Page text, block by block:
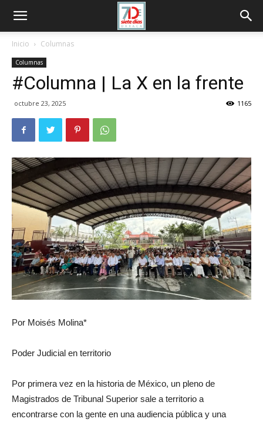
Inicio Columnas
Columnas
#Columna | La X en la frente
octubre 23, 2025 1165
Por Moisés Molina*
Poder Judicial en territorio
Por primera vez en la historia de México, un pleno de
Magistrados de Tribunal Superior sale a territorio a
encontrarse con la gente en una audiencia pública y una